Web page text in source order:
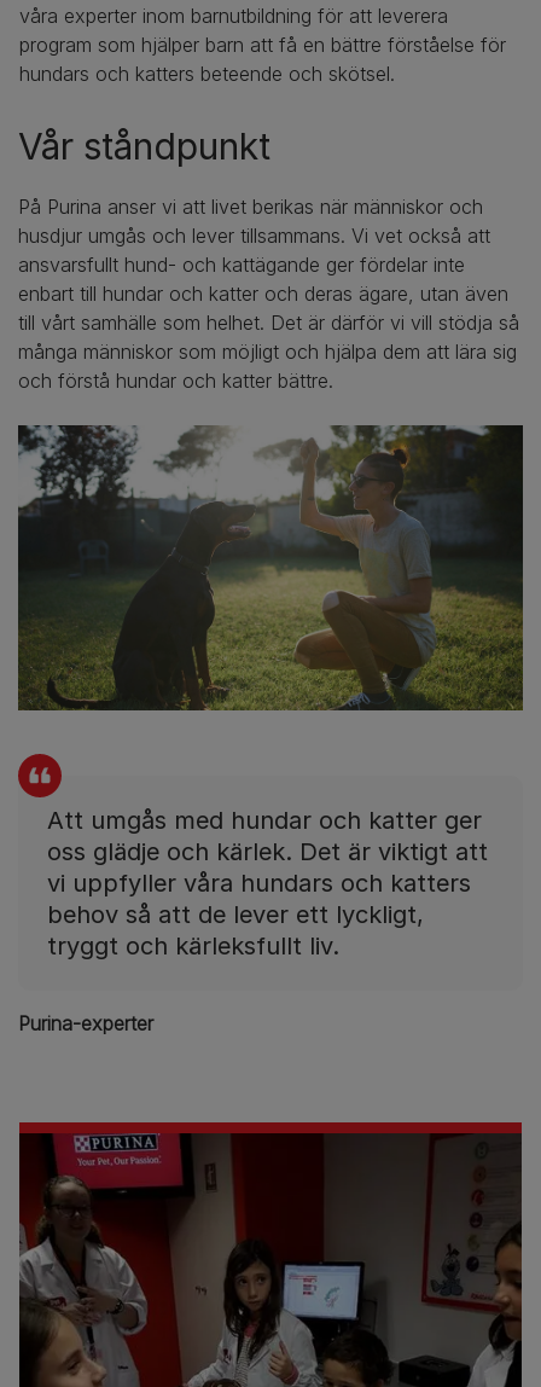
våra experter inom barnutbildning för att leverera
program som hjälper barn att få en bättre förståelse för
hundars och katters beteende och skötsel.
Vår ståndpunkt
På Purina anser vi att livet berikas när människor och
husdjur umgås och lever tillsammans. Vi vet också att
ansvarsfullt hund- och kattägande ger fördelar inte
enbart till hundar och katter och deras ägare, utan även
till vårt samhälle som helhet. Det är därför vi vill stödja så
många människor som möjligt och hjälpa dem att lära sig
och förstå hundar och katter bättre.
Att umgås med hundar och katter ger
oss glädje och kärlek. Det är viktigt att
vi uppfyller våra hundars och katters
behov så att de lever ett lyckligt,
tryggt och kärleksfullt liv.
Purina-experter